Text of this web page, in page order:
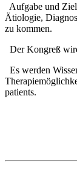
Aufgabe und
Ätiologie,
zu kommen.
Der Kongreß
Es werden
patients.